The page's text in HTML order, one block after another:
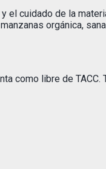
el cuidado de la
orgánica,
como libre de TACC.